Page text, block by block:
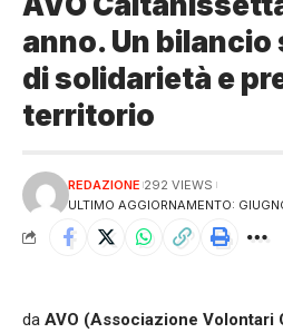
anno. Un
di solidarietà e
territorio
ULTIMO AGGIORNAMENTO:
REDAZIONE 292 VIEWS
da AVO (Associazione Volontari